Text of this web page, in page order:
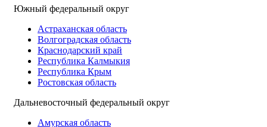
Южный федеральный округ
Астраханская область
Волгоградская область
Краснодарский край
Республика Калмыкия
Республика Крым
Ростовская область
Дальневосточный федеральный округ
Амурская область